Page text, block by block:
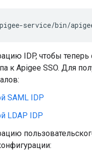
service/bin/
IDP, чтобы теперь
к Apigee SSO. Для
SAML IDP
LDAP IDP